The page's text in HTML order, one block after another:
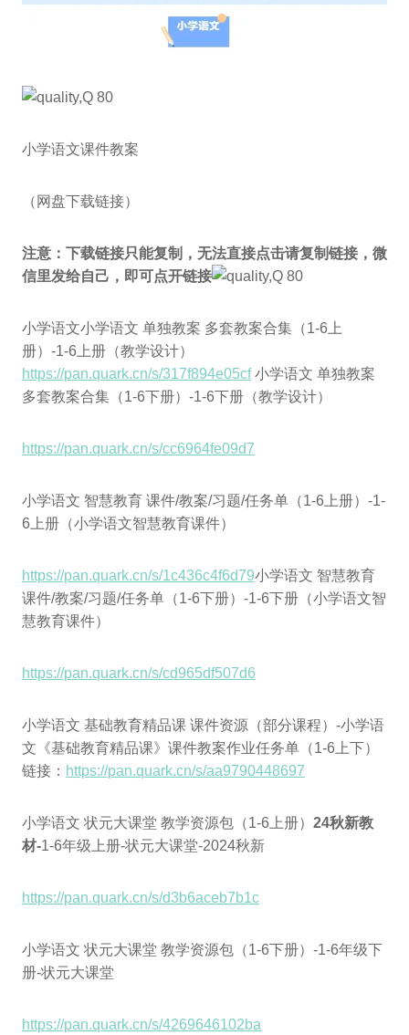
小学语文课件教案
（网盘下载链接）
注意：下载链接只能复制，无法直接点击请复制链接，微
信里发给自己，即可点开链接
小学语文小学语文 单独教案 多套教案合集（1-6上
册）-1-6上册（教学设计）
https://pan.quark.cn/s/317f894e05cf小学语文 单独教案
多套教案合集（1-6下册）-1-6下册（教学设计）
https://pan.quark.cn/s/cc6964fe09d7
小学语文 智慧教育 课件/教案/习题/任务单（1-6上册）-1-
6上册（小学语文智慧教育课件）
https://pan.quark.cn/s/1c436c4f6d79小学语文 智慧教育
课件/教案/习题/任务单（1-6下册）-1-6下册（小学语文智
慧教育课件）
https://pan.quark.cn/s/cd965df507d6
小学语文 基础教育精品课 课件资源（部分课程）-小学语
文《基础教育精品课》课件教案作业任务单（1-6上下）
链接： https://pan.quark.cn/s/aa9790448697
小学语文 状元大课堂 教学资源包（1-6上册） 24秋新教
材-1-6年级上册-状元大课堂-2024秋新
https://pan.quark.cn/s/d3b6aceb7b1c
小学语文 状元大课堂 教学资源包（1-6下册）-1-6年级下
册-状元大课堂
https://pan.quark.cn/s/4269646102ba